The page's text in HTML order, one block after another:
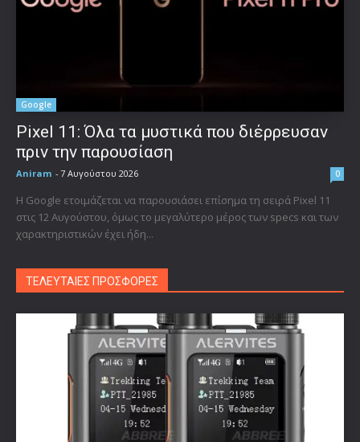
Google
Pixel 11: Όλα τα μυστικά που διέρρευσαν
πριν την παρουσίαση
Aniram - 7 Αυγούστου 2026 0
Η Google ετοιμάζεται να παρουσιάσει επίσημα τη σειρά Pixel 11
στις 12 Αυγούστου, όμως το μεγαλύτερο μέρος των specs και των
χαρακτηριστικών έχει ήδη...
ΤΕΛΕΥΤΑΙΕΣ ΠΡΟΣΦΟΡΕΣ